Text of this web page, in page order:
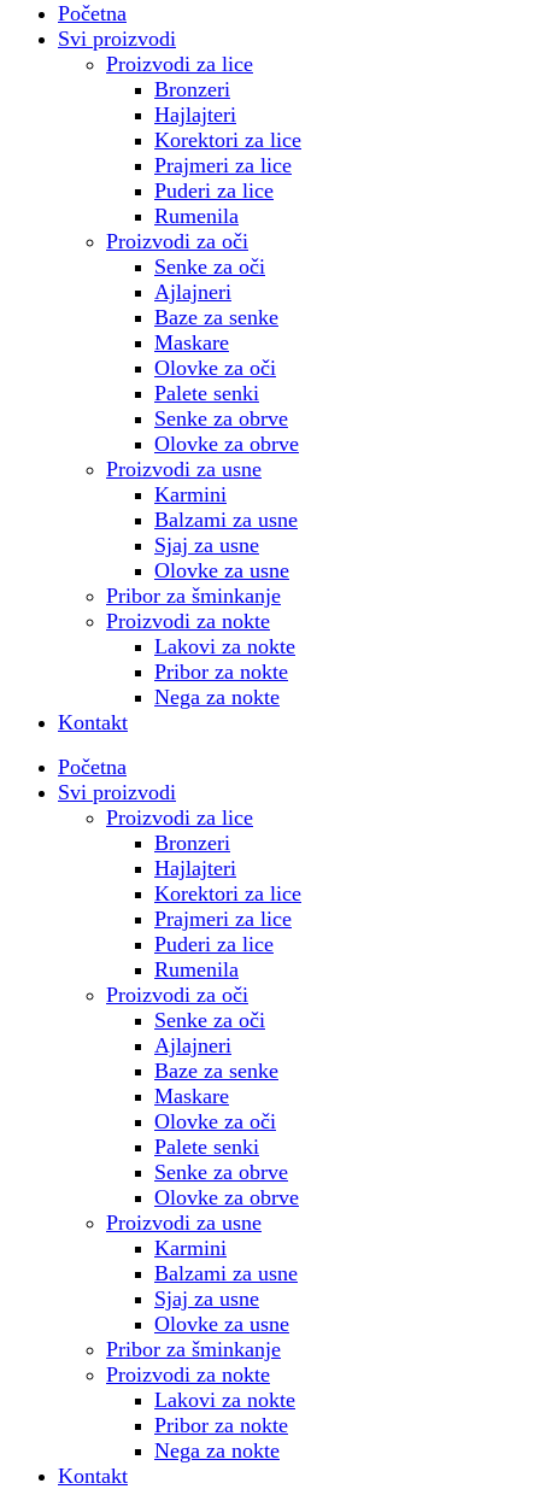
Početna
Svi proizvodi
Proizvodi za lice
Bronzeri
Hajlajteri
Korektori za lice
Prajmeri za lice
Puderi za lice
Rumenila
Proizvodi za oči
Senke za oči
Ajlajneri
Baze za senke
Maskare
Olovke za oči
Palete senki
Senke za obrve
Olovke za obrve
Proizvodi za usne
Karmini
Balzami za usne
Sjaj za usne
Olovke za usne
Pribor za šminkanje
Proizvodi za nokte
Lakovi za nokte
Pribor za nokte
Nega za nokte
Kontakt
Početna
Svi proizvodi
Proizvodi za lice
Bronzeri
Hajlajteri
Korektori za lice
Prajmeri za lice
Puderi za lice
Rumenila
Proizvodi za oči
Senke za oči
Ajlajneri
Baze za senke
Maskare
Olovke za oči
Palete senki
Senke za obrve
Olovke za obrve
Proizvodi za usne
Karmini
Balzami za usne
Sjaj za usne
Olovke za usne
Pribor za šminkanje
Proizvodi za nokte
Lakovi za nokte
Pribor za nokte
Nega za nokte
Kontakt